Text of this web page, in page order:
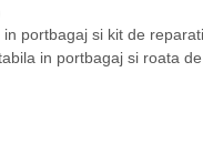
portbagaj si kit de
in portbagaj si roata de